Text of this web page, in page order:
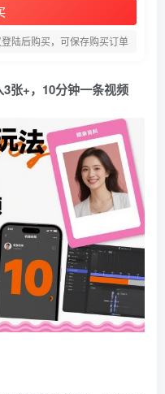
陆后购买，可保存购买订单
张+，10分钟一条视频